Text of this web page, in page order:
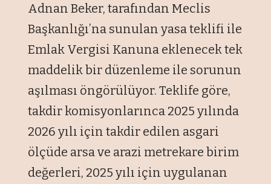
Adnan Beker, tarafından Meclis
Başkanlığı’na sunulan yasa teklifi ile
Emlak Vergisi Kanuna eklenecek tek
maddelik bir düzenleme ile sorunun
aşılması öngörülüyor. Teklife göre,
takdir komisyonlarınca 2025 yılında
2026 yılı için takdir edilen asgari
ölçüde arsa ve arazi metrekare birim
değerleri, 2025 yılı için uygulanan